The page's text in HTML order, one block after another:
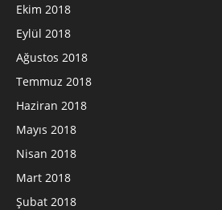
Ekim 2018
Eylül 2018
Ağustos 2018
Temmuz 2018
Haziran 2018
Mayıs 2018
Nisan 2018
Mart 2018
Şubat 2018